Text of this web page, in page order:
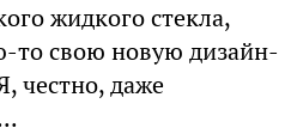
жидкого стекла,
то свою новую дизайн-
честно, даже